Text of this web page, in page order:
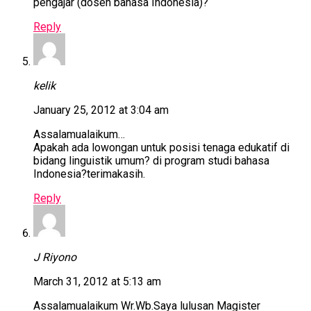
Reply
kelik
January 25, 2012 at 3:04 am
Assalamualaikum…
Apakah ada lowongan untuk posisi tenaga edukatif di
bidang linguistik umum? di program studi bahasa
Indonesia?terimakasih.
Reply
J Riyono
March 31, 2012 at 5:13 am
Assalamualaikum Wr.Wb.Saya lulusan Magister